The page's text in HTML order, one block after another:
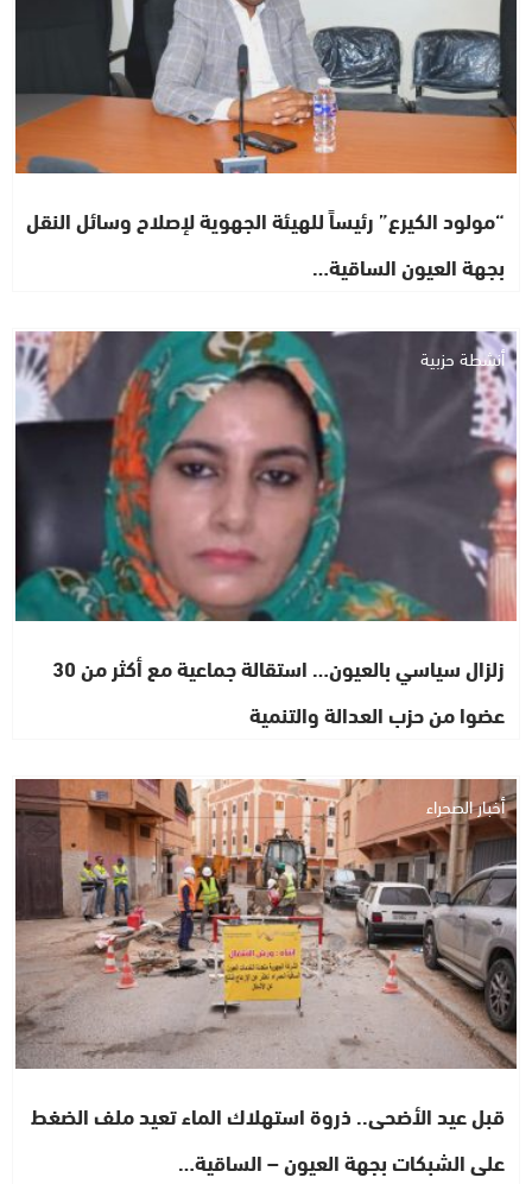
“مولود الكيرع” رئيساً للهيئة الجهوية لإصلاح وسائل النقل
بجهة العيون الساقية…
أنشطة حزبية
زلزال سياسي بالعيون… استقالة جماعية مع أكثر من 30
عضوا من حزب العدالة والتنمية
أخبار الصحراء
قبل عيد الأضحى.. ذروة استهلاك الماء تعيد ملف الضغط
على الشبكات بجهة العيون – الساقية…